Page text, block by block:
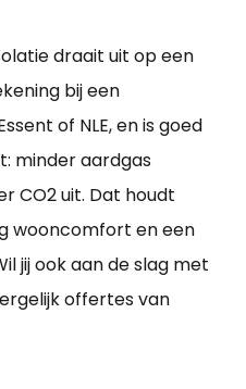
draait uit op een
bij een
of NLE, en is goed
minder aardgas
CO2 uit. Dat houdt
wooncomfort en een
jij ook aan de slag met
offertes van